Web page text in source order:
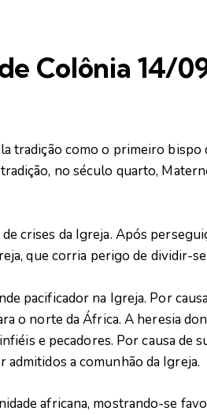
Colônia 14/
tradição como o primeiro bispo
no século quarto,
crises da Igreja. Após
que corria perigo de dividir-
pacificador na Igreja. Por
o norte da África. A heresia
e pecadores. Por causa de
admitidos a comunhão da Igreja.
africana, mostrando-se